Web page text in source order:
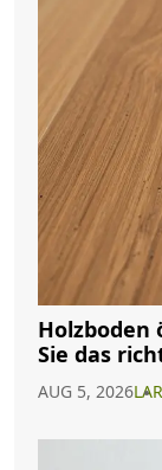
Holzboden
Sie das
AUG 5, 2026